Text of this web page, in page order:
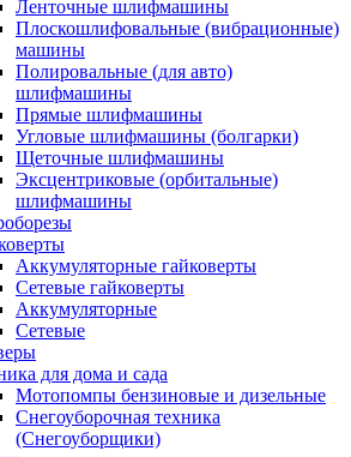
Ленточные шлифмашины
Плоскошлифовальные (вибрационные)
машины
Полировальные (для авто)
шлифмашины
Прямые шлифмашины
Угловые шлифмашины (болгарки)
Щеточные шлифмашины
Эксцентриковые (орбитальные)
шлифмашины
Аккумуляторные гайковерты
Сетевые гайковерты
Аккумуляторные
Сетевые
для дома и сада
Мотопомпы бензиновые и дизельные
Снегоуборочная техника
(Снегоуборщики)